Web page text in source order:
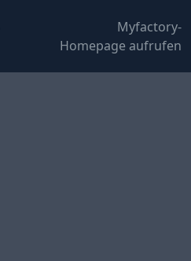
Myfactory-
Homepage aufrufen